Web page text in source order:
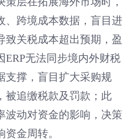
、跨境成本数据，盲目进
致关税成本超出预期，盈
ERP无法同步境内外财税
支撑，盲目扩大采购规
被追缴税款及罚款；此
波动对资金的影响，决策
金周转。